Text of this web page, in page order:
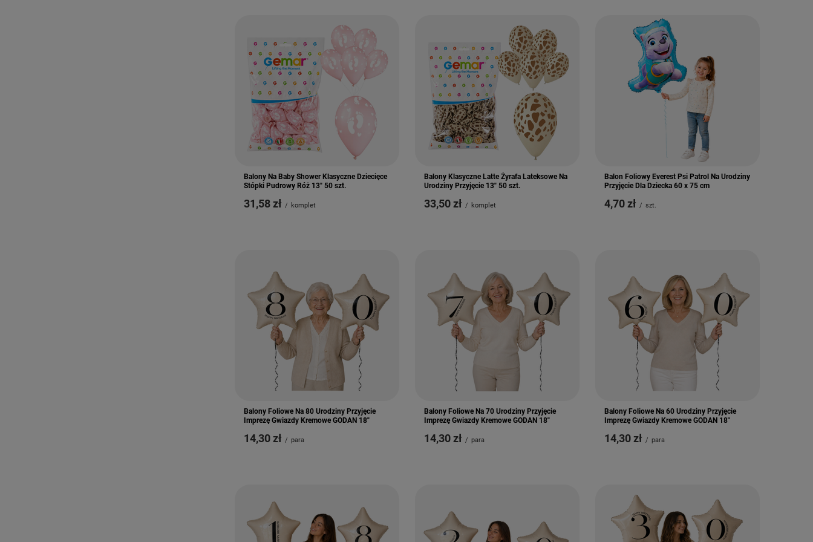
Balony Na Baby Shower Klasyczne Dziecięce
Stópki Pudrowy Róż 13" 50 szt.
31,58 zł / komplet
Balony Klasyczne Latte Żyrafa Lateksowe Na
Urodziny Przyjęcie 13" 50 szt.
33,50 zł / komplet
Balon Foliowy Everest Psi Patrol Na Urodziny
Przyjęcie Dla Dziecka 60 x 75 cm
4,70 zł / szt.
Balony Foliowe Na 80 Urodziny Przyjęcie
Imprezę Gwiazdy Kremowe GODAN 18"
14,30 zł / para
Balony Foliowe Na 70 Urodziny Przyjęcie
Imprezę Gwiazdy Kremowe GODAN 18"
14,30 zł / para
Balony Foliowe Na 60 Urodziny Przyjęcie
Imprezę Gwiazdy Kremowe GODAN 18"
14,30 zł / para